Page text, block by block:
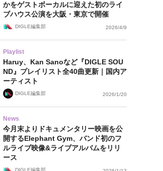
かをゲストボーカルに迎えた初のライ
ブハウス公演を大阪・東京で開催
DIGLE編集部 2026/4/9
Playlist
Haruy、Kan Sanoなど『DIGLE SOU
ND』プレイリスト全40曲更新｜国内ア
ーティスト
DIGLE編集部 2026/1/20
News
今月末よりドキュメンタリー映画を公
開するElephant Gym、バンド初のフ
ルライブ映像&ライブアルバムをリリ
ース
DIGLE編集部